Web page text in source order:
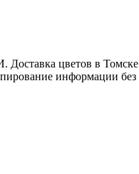
цветов в
информации без